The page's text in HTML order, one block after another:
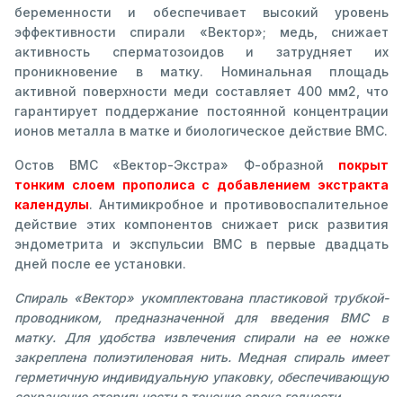
беременности и обеспечивает высокий уровень
эффективности спирали «Вектор»; медь, снижает
активность сперматозоидов и затрудняет их
проникновение в матку. Номинальная площадь
активной поверхности меди составляет 400 мм2, что
гарантирует поддержание постоянной концентрации
ионов металла в матке и биологическое действие ВМС.
Остов ВМС «Вектор-Экстра» Ф-образной покрыт
тонким слоем прополиса с добавлением экстракта
календулы. Антимикробное и противовоспалительное
действие этих компонентов снижает риск развития
эндометрита и экспульсии ВМС в первые двадцать
дней после ее установки.
Спираль «Вектор» укомплектована пластиковой трубкой-
проводником, предназначенной для введения ВМС в
матку. Для удобства извлечения спирали на ее ножке
закреплена полиэтиленовая нить. Медная спираль имеет
герметичную индивидуальную упаковку, обеспечивающую